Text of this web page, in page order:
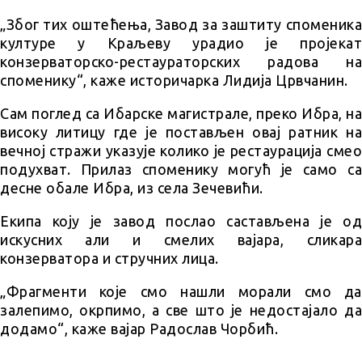
„Због тих оштећења, Завод за заштиту споменика
културе у Краљеву урадио је пројекат
конзерваторско-рестаураторских радова на
споменику“, каже историчарка Лидија Црвчанин.
Сам поглед са Ибарске магистрале, преко Ибра, на
високу литицу где је постављен овај ратник на
вечној стражи указује колико је рестаурација смео
подухват. Прилаз споменику могућ је само са
десне обале Ибра, из села Зечевићи.
Екипа коју је завод послао састављена је од
искусних али и смелих вајара, сликара
конзерватора и стручних лица.
„Фрагменти које смо нашли морали смо да
залепимо, окрпимо, а све што је недостајало да
додамо“, каже вајар Радослав Чорбић.